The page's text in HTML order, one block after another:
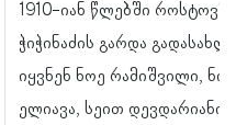
1910-იან წლებში
ჭიჭინაძის გარდა
იყვნენ ნოე რამიშვილი,
ელიავა, სეით